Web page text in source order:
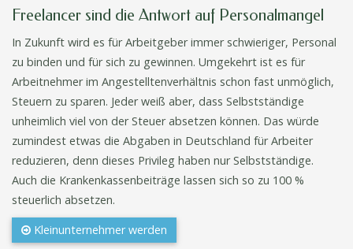
Freelancer sind die Antwort auf Personalmangel
In Zukunft wird es für Arbeitgeber immer schwieriger, Personal
zu binden und für sich zu gewinnen. Umgekehrt ist es für
Arbeitnehmer im Angestelltenverhältnis schon fast unmöglich,
Steuern zu sparen. Jeder weiß aber, dass Selbstständige
unheimlich viel von der Steuer absetzen können. Das würde
zumindest etwas die Abgaben in Deutschland für Arbeiter
reduzieren, denn dieses Privileg haben nur Selbstständige.
Auch die Krankenkassenbeiträge lassen sich so zu 100 %
steuerlich absetzen.
Kleinunternehmer werden